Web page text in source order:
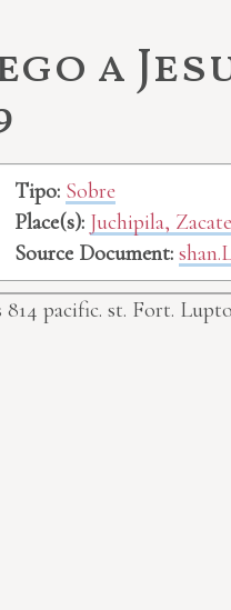
a
Tipo: Sobre
Place(s): Juchipila,
Source Document:
814 pacific. st. Fort.